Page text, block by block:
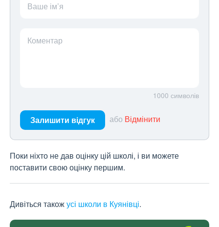
Ваше ім’я
Коментар
1000 символів
Залишити відгук або Відмінити
Поки ніхто не дав оцінку цій школі, і ви можете
поставити свою оцінку першим.
Дивіться такожусі школи в Куянівці.